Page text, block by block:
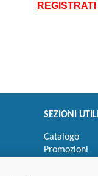
SEZIONI UTILI
Catalogo
Promozioni